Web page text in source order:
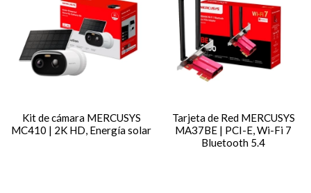
Kit de cámara MERCUSYS
MC410 | 2K HD, Energía solar
Tarjeta de Red MERCUSYS
MA37BE | PCI-E, Wi-Fi 7
Bluetooth 5.4